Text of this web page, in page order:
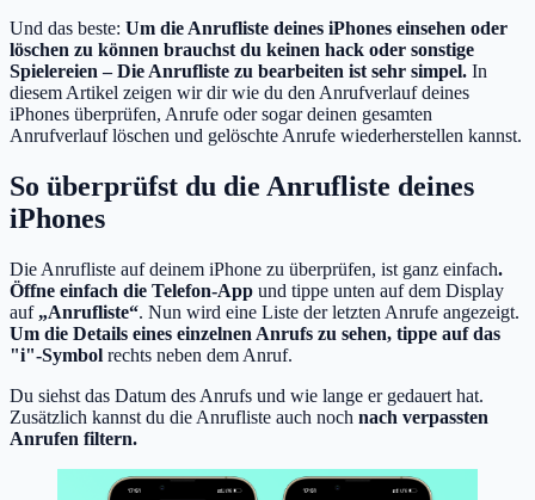
Und das beste: Um die Anrufliste deines iPhones einsehen oder
löschen zu können brauchst du keinen hack oder sonstige
Spielereien – Die Anrufliste zu bearbeiten ist sehr simpel. In
diesem Artikel zeigen wir dir wie du den Anrufverlauf deines
iPhones überprüfen, Anrufe oder sogar deinen gesamten
Anrufverlauf löschen und gelöschte Anrufe wiederherstellen kannst.
So überprüfst du die Anrufliste deines
iPhones
Die Anrufliste auf deinem iPhone zu überprüfen, ist ganz einfach.
Öffne einfach die Telefon-App und tippe unten auf dem Display
auf „Anrufliste“. Nun wird eine Liste der letzten Anrufe angezeigt.
Um die Details eines einzelnen Anrufs zu sehen, tippe auf das
"i"-Symbol rechts neben dem Anruf.
Du siehst das Datum des Anrufs und wie lange er gedauert hat.
Zusätzlich kannst du die Anrufliste auch noch nach verpassten
Anrufen filtern.